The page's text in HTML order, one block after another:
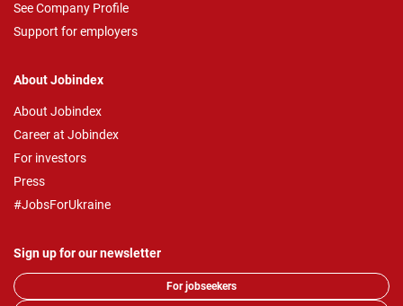
See Company Profile
Support for employers
About Jobindex
About Jobindex
Career at Jobindex
For investors
Press
#JobsForUkraine
Sign up for our newsletter
For jobseekers